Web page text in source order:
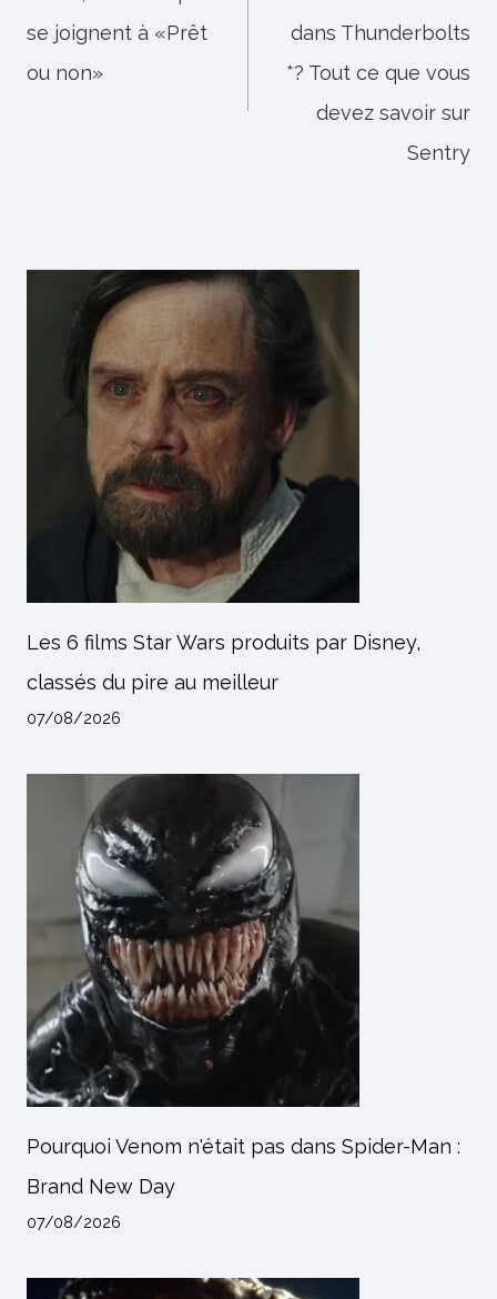
l’article
se joignent à «Prêt
ou non»
dans Thunderbolts
*? Tout ce que vous
devez savoir sur
Sentry
Les 6 films Star Wars produits par Disney,
classés du pire au meilleur
07/08/2026
Pourquoi Venom n'était pas dans Spider-Man :
Brand New Day
07/08/2026